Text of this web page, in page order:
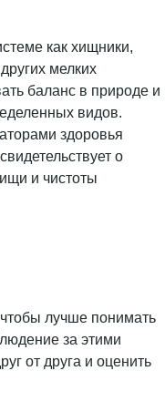
как хищники,
мелких
баланс в природе и
видов.
здоровья
о
и чистоты
лучше понимать
за этими
от друга и оценить